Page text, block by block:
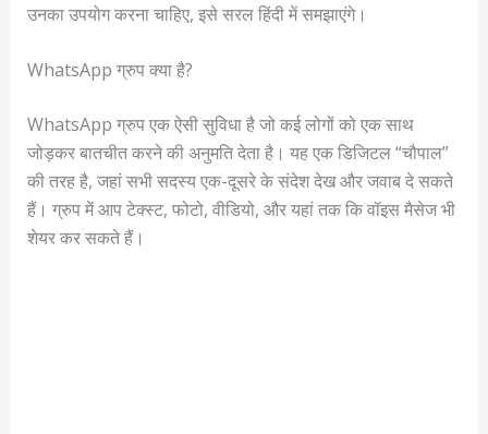
उनका उपयोग करना चाहिए, इसे सरल हिंदी में समझाएंगे।
WhatsApp ग्रुप क्या है?
WhatsApp ग्रुप एक ऐसी सुविधा है जो कई लोगों को एक साथ
जोड़कर बातचीत करने की अनुमति देता है। यह एक डिजिटल “चौपाल”
की तरह है, जहां सभी सदस्य एक-दूसरे के संदेश देख और जवाब दे सकते
हैं। ग्रुप में आप टेक्स्ट, फोटो, वीडियो, और यहां तक कि वॉइस मैसेज भी
शेयर कर सकते हैं।